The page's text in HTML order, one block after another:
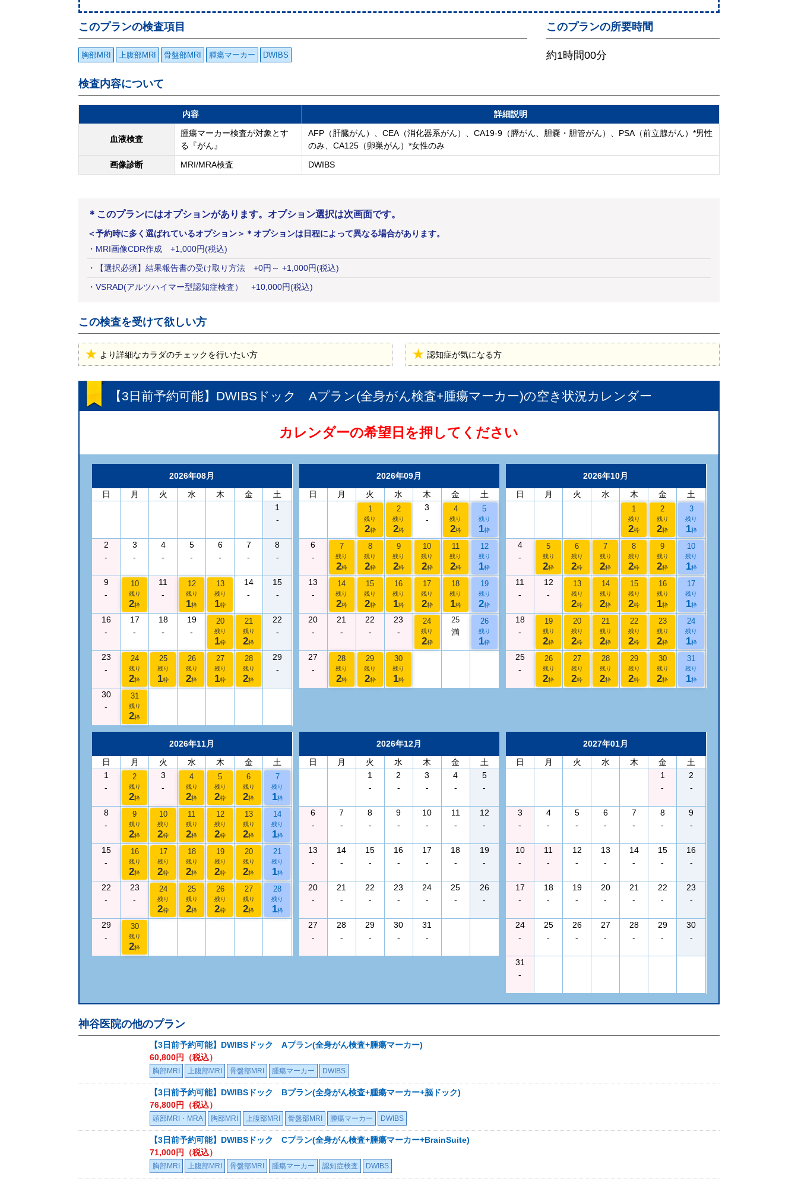
このプランの所要時間
約1時間00分
このプランの検査項目
胸部MRI 上腹部MRI 骨盤部MRI 腫瘍マーカー DWIBS
検査内容について
内容 詳細説明
血液検査
腫瘍マーカー検査が対象とす
る『がん』
AFP（肝臓がん）、CEA（消化器系がん）、CA19-9（膵がん、胆嚢・胆管がん）、PSA（前立腺がん）*男性
のみ、CA125（卵巣がん）*女性のみ
画像診断
MRI/MRA検査 DWIBS
＊このプランにはオプションがあります。オプション選択は次画面です。
＜予約時に多く選ばれているオプション＞ ＊オプションは日程によって異なる場合があります。
・ MRI画像CDR作成 +1,000円(税込)
・
【選択必須】結果報告書の受け取り方法 +0円 ～ +1,000円(税込)
・ VSRAD(アルツハイマー型認知症検査） +10,000円(税込)
この検査を受けて欲しい方
より詳細なカラダのチェックを行いたい方 認知症が気になる方
【3日前予約可能】DWIBSドック Aプラン(全身がん検査+腫瘍マーカー)の空き状況カレンダー
カレンダーの希望日を押してください
2026年08月
日
月 火 水 木 金
土
1
-
2
-
3
-
4
-
5
-
6
-
7
-
8
-
9
-
10
残り
2枠
11
-
12
残り
1枠
13
残り
1枠
14
-
15
-
16
-
17
-
18
-
19
-
20
残り
1枠
21
残り
2枠
22
-
23
-
24
残り
2枠
25
残り
1枠
26
残り
2枠
27
残り
1枠
28
残り
2枠
29
-
30
-
31
残り
2枠
2026年09月
日
月 火 水 木 金 土
1
残り
2枠
2
残り
2枠
3
-
4
残り
2枠
5
残り
1枠
6
-
7
残り
2枠
8
残り
2枠
9
残り
2枠
10
残り
2枠
11
残り
2枠
12
残り
1枠
13
-
14
残り
2枠
15
残り
2枠
16
残り
1枠
17
残り
2枠
18
残り
1枠
19
残り
2枠
20
-
21
-
22
-
23
-
24
残り
2枠
25
満
26
残り
1枠
27
-
28
残り
2枠
29
残り
2枠
30
残り
1枠
2026年10月
日
月 火 水 木 金 土
1
残り
2枠
2
残り
2枠
3
残り
1枠
4
-
5
残り
2枠
6
残り
2枠
7
残り
2枠
8
残り
2枠
9
残り
2枠
10
残り
1枠
11
-
12
-
13
残り
2枠
14
残り
2枠
15
残り
2枠
16
残り
1枠
17
残り
1枠
18
-
19
残り
2枠
20
残り
2枠
21
残り
2枠
22
残り
2枠
23
残り
2枠
24
残り
1枠
25
-
26
残り
2枠
27
残り
2枠
28
残り
2枠
29
残り
2枠
30
残り
2枠
31
残り
1枠
2026年11月
日
月 火 水 木 金
土
1
-
2
残り
2枠
3
-
4
残り
2枠
5
残り
2枠
6
残り
2枠
7
残り
1枠
8
-
9
残り
2枠
10
残り
2枠
11
残り
2枠
12
残り
2枠
13
残り
2枠
14
残り
1枠
15
-
16
残り
2枠
17
残り
2枠
18
残り
2枠
19
残り
2枠
20
残り
2枠
21
残り
1枠
22
-
23
-
24
残り
2枠
25
残り
2枠
26
残り
2枠
27
残り
2枠
28
残り
1枠
29
-
30
残り
2枠
2026年12月
日
月 火 水 木 金
土
1
-
2
-
3
-
4
-
5
-
6
-
7
-
8
-
9
-
10
-
11
-
12
-
13
-
14
-
15
-
16
-
17
-
18
-
19
-
20
-
21
-
22
-
23
-
24
-
25
-
26
-
27
-
28
-
29
-
30
-
31
-
2027年01月
日
月 火 水 木 金
土
1
-
2
-
3
-
4
-
5
-
6
-
7
-
8
-
9
-
10
-
11
-
12
-
13
-
14
-
15
-
16
-
17
-
18
-
19
-
20
-
21
-
22
-
23
-
24
-
25
-
26
-
27
-
28
-
29
-
30
-
31
-
神谷医院の他のプラン
【3日前予約可能】DWIBSドック Aプラン(全身がん検査+腫瘍マーカー)
60,800円（税込）
胸部MRI 上腹部MRI 骨盤部MRI 腫瘍マーカー DWIBS
【3日前予約可能】DWIBSドック Bプラン(全身がん検査+腫瘍マーカー+脳ドック)
76,800円（税込）
頭部MRI・MRA 胸部MRI 上腹部MRI 骨盤部MRI 腫瘍マーカー DWIBS
【3日前予約可能】DWIBSドック Cプラン(全身がん検査+腫瘍マーカー+BrainSuite)
71,000円（税込）
胸部MRI 上腹部MRI 骨盤部MRI 腫瘍マーカー 認知症検査 DWIBS